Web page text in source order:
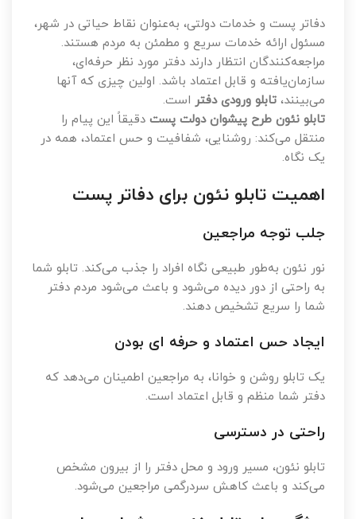
دفاتر پست و خدمات دولتی، به‌عنوان نقاط حیاتی در شهر،
مسئول ارائه خدمات سریع و مطمئن به مردم هستند.
مراجعه‌کنندگان انتظار دارند دفتر مورد نظر حرفه‌ای،
سازمان‌یافته و قابل اعتماد باشد. اولین چیزی که آنها
می‌بینند، تابلو ورودی دفتر است.
تابلو نئون طرح پیشوان دولت پست دقیقاً این پیام را
منتقل می‌کند: روشنایی، شفافیت و حس اعتماد، همه در
یک نگاه.
اهمیت تابلو نئون برای دفاتر پست
جلب توجه مراجعین
نور نئون به‌طور طبیعی نگاه افراد را جذب می‌کند. تابلو شما
به راحتی از دور دیده می‌شود و باعث می‌شود مردم دفتر
شما را سریع تشخیص دهند.
ایجاد حس اعتماد و حرفه ای بودن
یک تابلو روشن و خوانا، به مراجعین اطمینان می‌دهد که
دفتر شما منظم و قابل اعتماد است.
راحتی در دسترسی
تابلو نئون، مسیر ورود و محل دفتر را از بیرون مشخص
می‌کند و باعث کاهش سردرگمی مراجعین می‌شود.